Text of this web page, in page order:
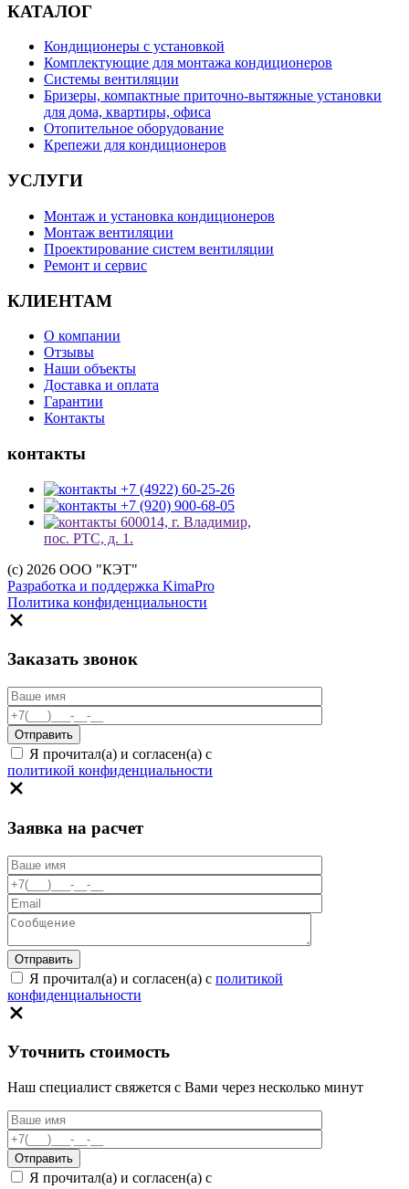
КАТАЛОГ
Кондиционеры с установкой
Комплектующие для монтажа кондиционеров
Системы вентиляции
Бризеры, компактные приточно-вытяжные установки
для дома, квартиры, офиса
Отопительное оборудование
Крепежи для кондиционеров
УСЛУГИ
Монтаж и установка кондиционеров
Монтаж вентиляции
Проектирование систем вентиляции
Ремонт и сервис
КЛИЕНТАМ
О компании
Отзывы
Наши объекты
Доставка и оплата
Гарантии
Контакты
контакты
+7 (4922) 60-25-26
+7 (920) 900-68-05
600014, г. Владимир,
пос. РТС, д. 1.
(c) 2026 ООО "КЭТ"
Разработка и поддержка KimaPro
Политика конфиденциальности
Заказать звонок
Я прочитал(а) и согласен(а) с
политикой конфиденциальности
Заявка на расчет
Я прочитал(а) и согласен(а) с политикой
конфиденциальности
Уточнить стоимость
Наш специалист свяжется с Вами через несколько минут
Я прочитал(а) и согласен(а) с